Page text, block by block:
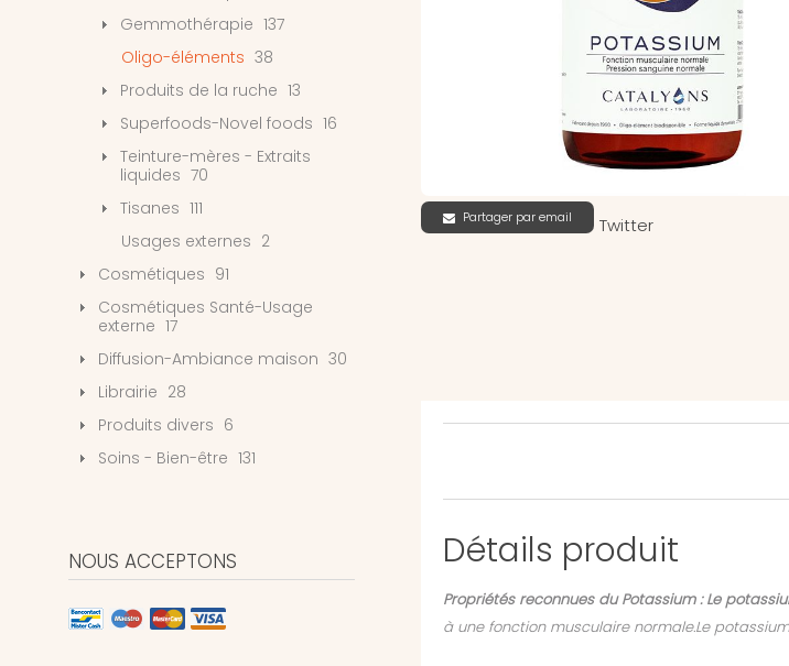
Partager par email Twitter
Détails produit
Propriétés reconnues du Potassium : Le
à une fonction musculaire normale.Le
Gemmothérapie 137
Oligo-éléments 38
Produits de la ruche 13
Superfoods-Novel foods 16
Teinture-mères - Extraits
liquides 70
Tisanes 111
Usages externes 2
Cosmétiques 91
Cosmétiques Santé-Usage
externe 17
Diffusion-Ambiance maison 30
Librairie 28
Produits divers 6
Soins - Bien-être 131
NOUS ACCEPTONS